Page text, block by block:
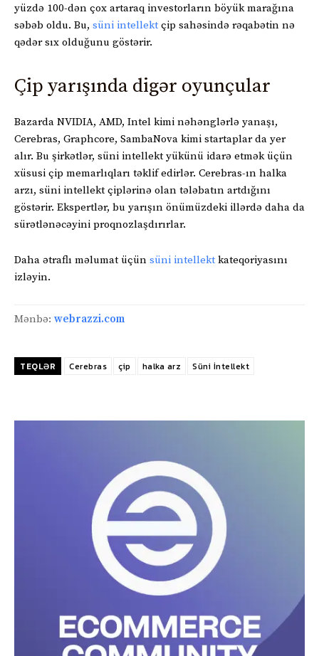
yüzdə 100-dən çox artaraq investorların böyük marağına
səbəb oldu. Bu, süni intellekt çip sahəsində rəqabətin nə
qədər sıx olduğunu göstərir.
Çip yarışında digər oyunçular
Bazarda NVIDIA, AMD, Intel kimi nəhənglərlə yanaşı,
Cerebras, Graphcore, SambaNova kimi startaplar da yer
alır. Bu şirkətlər, süni intellekt yükünü idarə etmək üçün
xüsusi çip memarlıqları təklif edirlər. Cerebras-ın halka
arzı, süni intellekt çiplərinə olan tələbatın artdığını
göstərir. Ekspertlər, bu yarışın önümüzdeki illərdə daha da
sürətlənəcəyini proqnozlaşdırırlar.
Daha ətraflı məlumat üçün süni intellekt kateqoriyasını
izləyin.
Mənbə: webrazzi.com
TEQLƏR Cerebras çip halka arz Süni İntellekt